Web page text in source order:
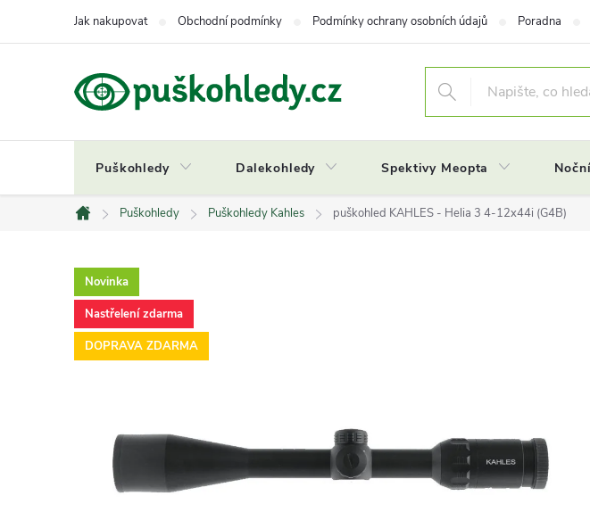
Jak nakupovat Obchodní podmínky Podmínky ochrany osobních údajů Poradna
Puškohledy Dalekohledy Spektivy Meopta
Domů
Puškohledy Puškohledy Kahles puškohled KAHLES - Helia 3 4-12x44i (G4B)
Novinka
Nastřelení zdarma
DOPRAVA ZDARMA